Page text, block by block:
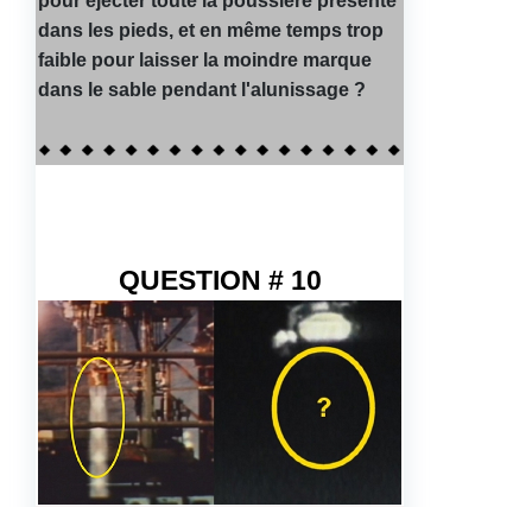
dans les pieds, et en même temps trop
faible pour laisser la moindre marque
dans le sable pendant l'alunissage ?
QUESTION # 10